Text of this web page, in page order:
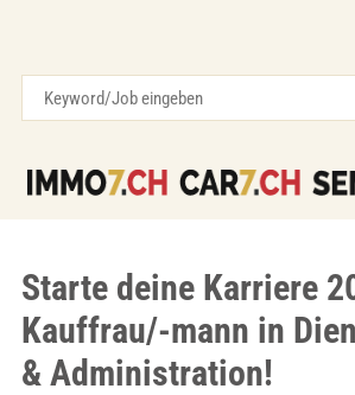
Starte deine Karriere
Kauffrau/-mann in
& Administration!